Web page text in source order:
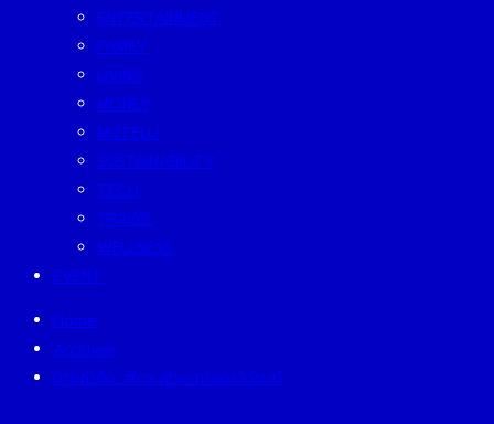
ENTERTAINMENT
FAMILY
LIVING
MONEY
MUTELU
SUSTAINABILITY
TECH
TRAVEL
WELLNESS
EVENT
Home
Archives
ป้ายกำกับ: #ดร.สุทธาภาอมรวิวัฒน์